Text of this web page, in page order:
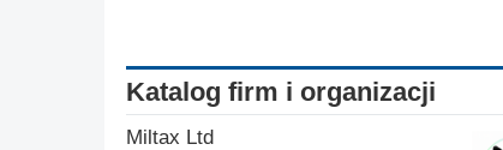
Katalog firm i organizacji
Miltax Ltd